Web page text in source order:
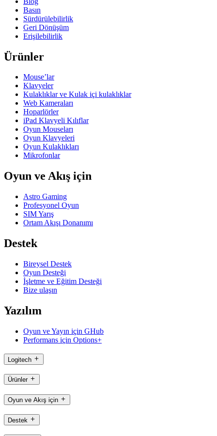
Basın
Sürdürülebilirlik
Geri Dönüşüm
Erişilebilirlik
Ürünler
Mouse’lar
Klavyeler
Kulaklıklar ve Kulak içi kulaklıklar
Web Kameraları
Hoparlörler
iPad Klavyeli Kılıflar
Oyun Mouseları
Oyun Klavyeleri
Oyun Kulaklıkları
Mikrofonlar
Oyun ve Akış için
Astro Gaming
Profesyonel Oyun
SIM Yarış
Ortam Akışı Donanımı
Destek
Bireysel Destek
Oyun Desteği
İşletme ve Eğitim Desteği
Bize ulaşın
Yazılım
Oyun ve Yayın için GHub
Performans için Options+
Logitech
Ürünler
Oyun ve Akış için
Destek